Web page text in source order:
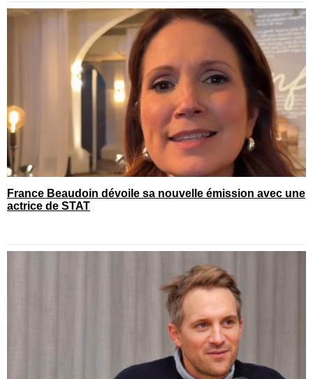
France Beaudoin dévoile sa nouvelle émission avec une
actrice de STAT